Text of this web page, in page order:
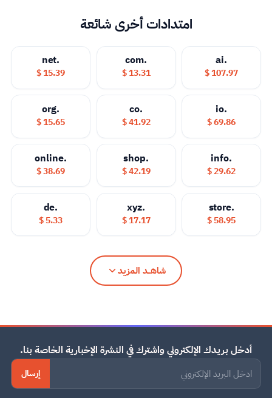
امتدادات أخرى شائعة
.ai
107.97 $
.com
13.31 $
.net
15.39 $
.io
69.86 $
.co
41.92 $
.org
15.65 $
.info
29.62 $
.shop
42.19 $
.online
38.69 $
.store
58.95 $
.xyz
17.17 $
.de
5.33 $
شاهــد المزيد
أدخل بريدك الإلكتروني واشترك في النشرة الإخبارية الخاصة بنا.
إرسال